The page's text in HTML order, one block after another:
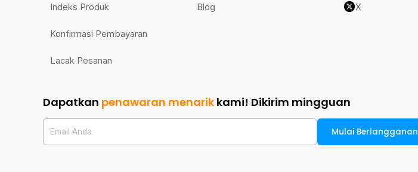
Indeks Produk
Konfirmasi Pembayaran
Lacak Pesanan
Blog X
Dapatkan penawaran menarik kami! Dikirim mingguan
Email Anda Mulai Berlangganan